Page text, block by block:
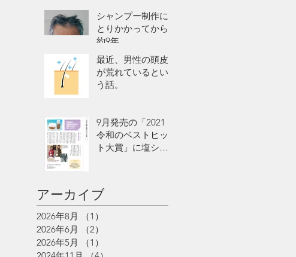
シャンプー制作に
とりかかってから
約9年
最近、男性の頭皮
が荒れているとい
う話。
9月発売の「2021
令和のベストヒッ
ト大賞」に塩シャ
アーカイブ
2026年8月 （1）
2026年6月
（2）
2026年5月
（1）